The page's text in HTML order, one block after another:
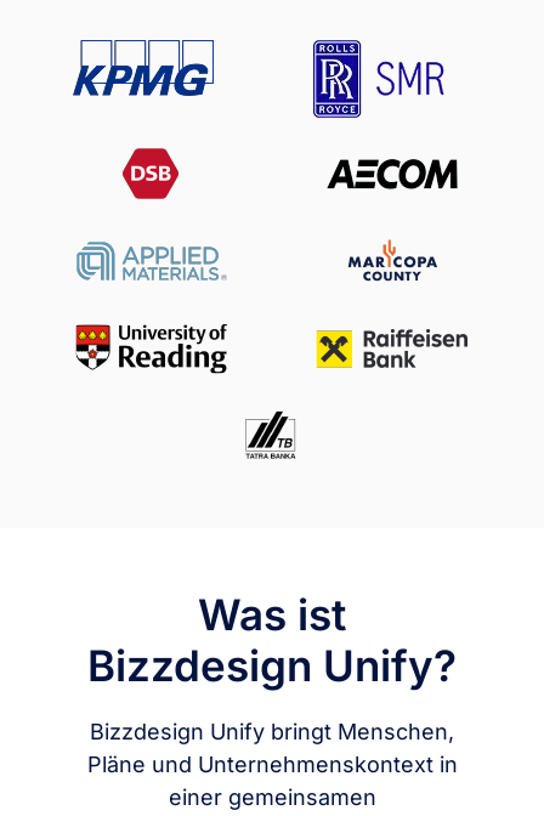
Was ist
Bizzdesign Unify?
Bizzdesign Unify bringt Menschen,
Pläne und Unternehmenskontext in
einer gemeinsamen